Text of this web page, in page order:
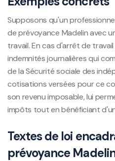
Supposons qu'un
de prévoyance Madelin avec
travail. En cas d'arrêt de
indemnités journalières qui
de la Sécurité sociale des
cotisations versées pour ce
son revenu imposable, lui
impôts tout en bénéficiant
Textes de loi
prévoyance